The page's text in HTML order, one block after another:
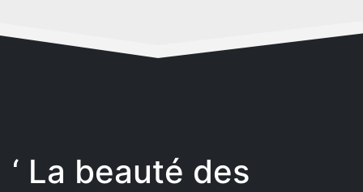
‘ La beauté des